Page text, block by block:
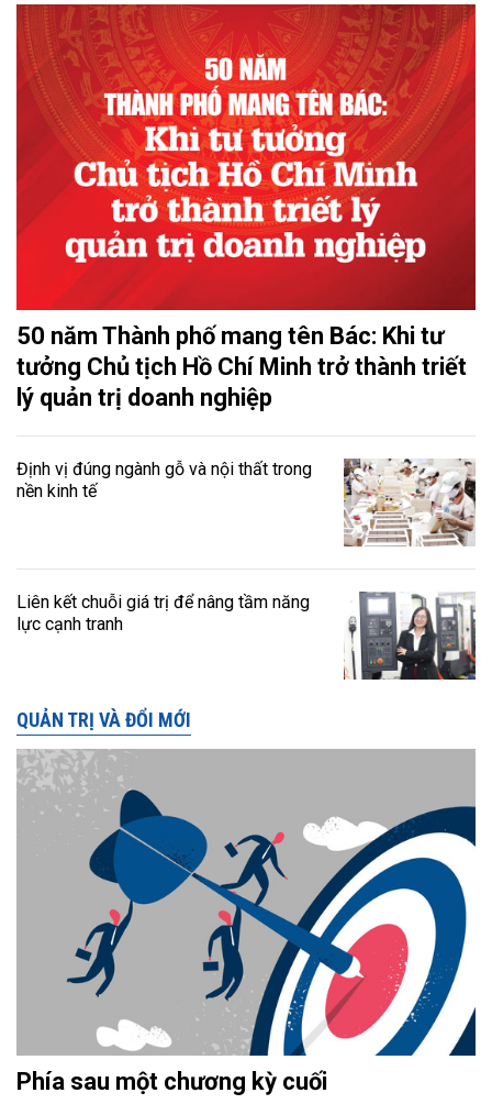
50 năm Thành phố mang tên Bác: Khi tư
tưởng Chủ tịch Hồ Chí Minh trở thành triết
lý quản trị doanh nghiệp
Định vị đúng ngành gỗ và nội thất trong
nền kinh tế
Liên kết chuỗi giá trị để nâng tầm năng
lực cạnh tranh
QUẢN TRỊ VÀ ĐỔI MỚI
Phía sau một chương kỳ cuối